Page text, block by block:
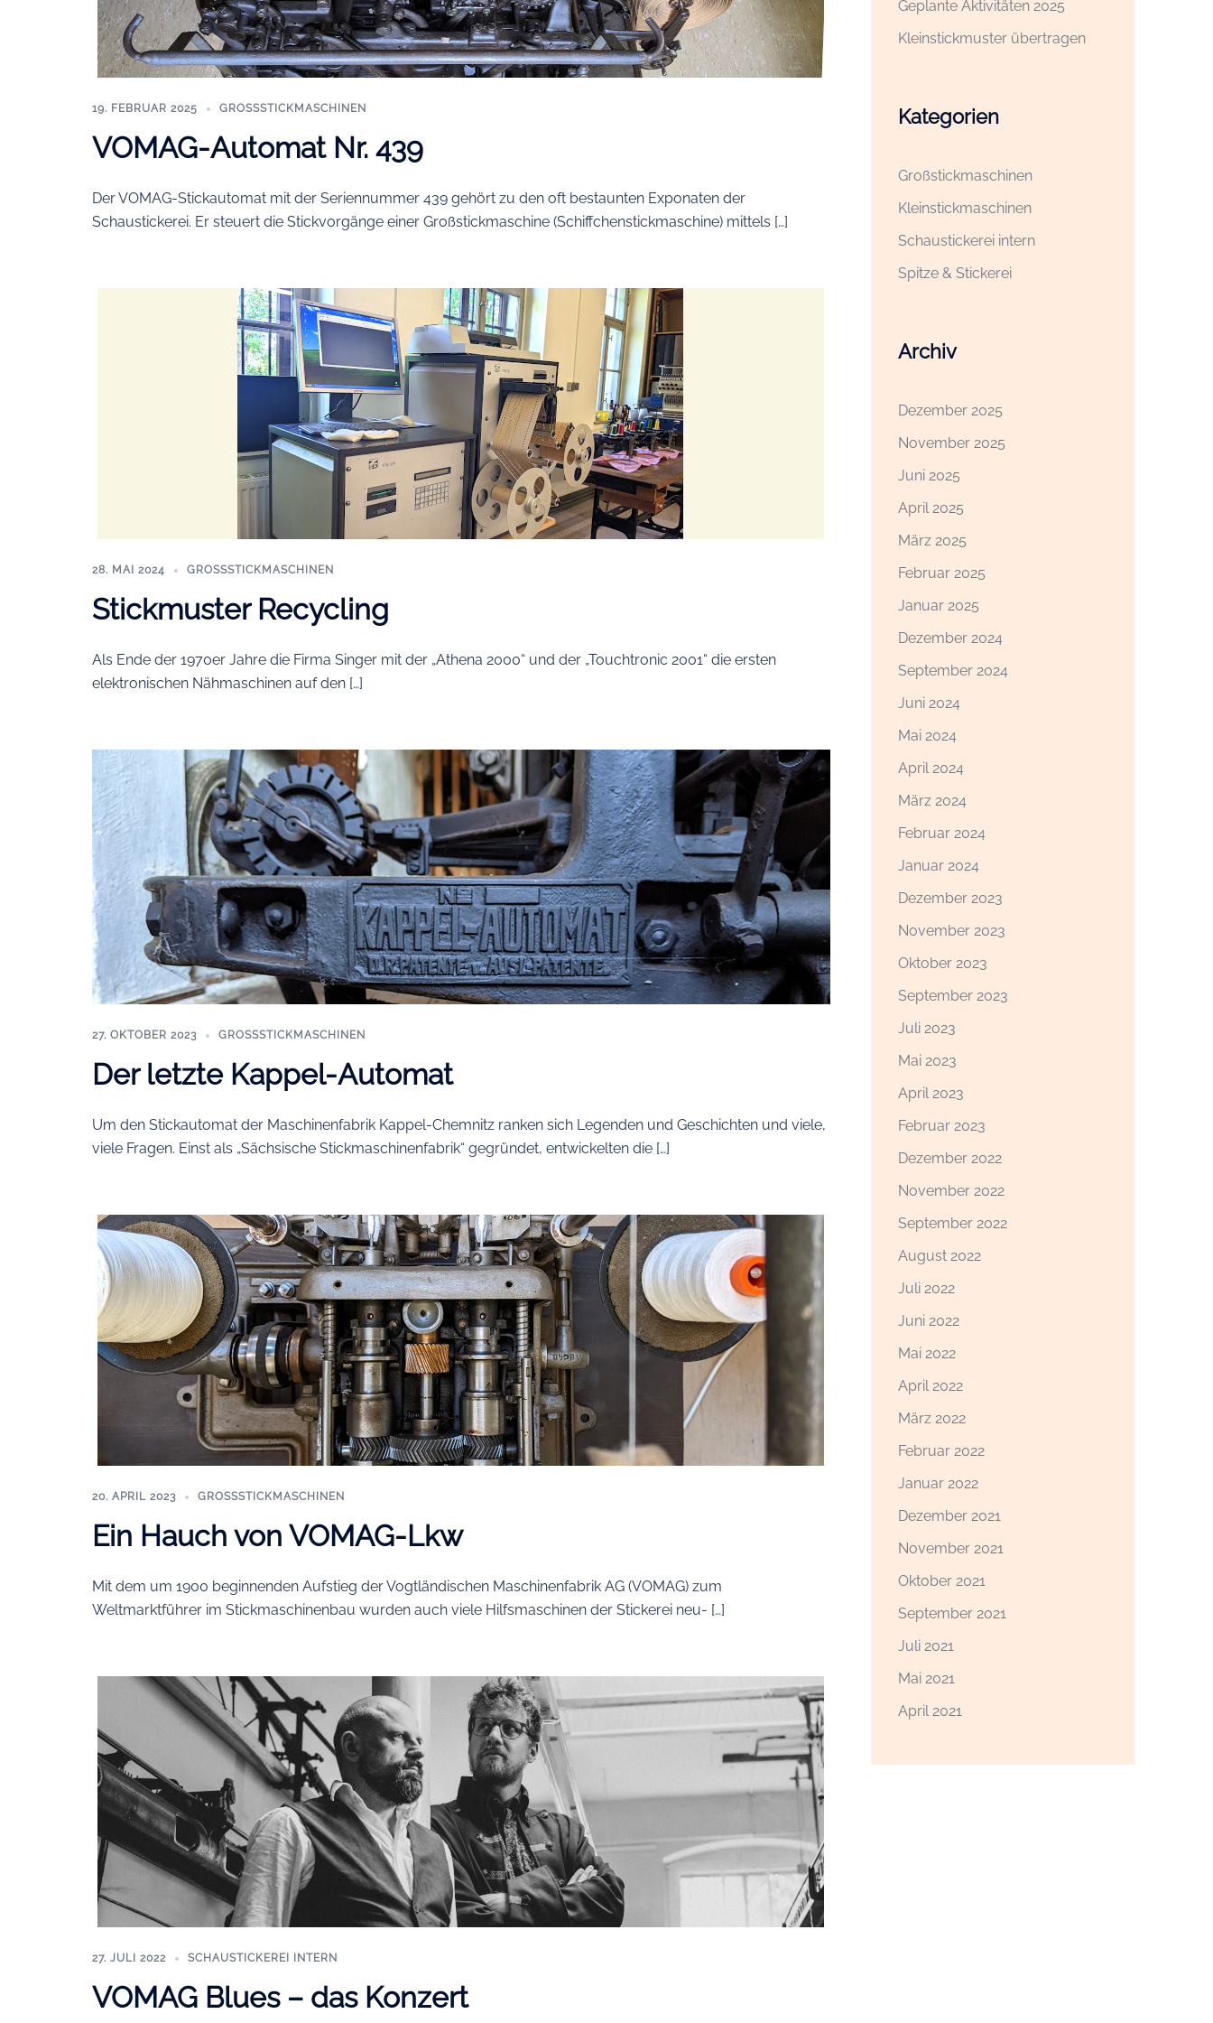
19. FEBRUAR 2025 GROSSSTICKMASCHINEN
VOMAG-Automat Nr. 439
Der VOMAG-Stickautomat mit der Seriennummer 439 gehört zu den oft bestaunten Exponaten der
Schaustickerei. Er steuert die Stickvorgänge einer Großstickmaschine (Schiffchenstickmaschine) mittels […]
28. MAI 2024 GROSSSTICKMASCHINEN
Stickmuster Recycling
Als Ende der 1970er Jahre die Firma Singer mit der „Athena 2000“ und der „Touchtronic 2001“ die ersten
elektronischen Nähmaschinen auf den […]
27. OKTOBER 2023 GROSSSTICKMASCHINEN
Der letzte Kappel-Automat
Um den Stickautomat der Maschinenfabrik Kappel-Chemnitz ranken sich Legenden und Geschichten und viele,
viele Fragen. Einst als „Sächsische Stickmaschinenfabrik“ gegründet, entwickelten die […]
20. APRIL 2023 GROSSSTICKMASCHINEN
Ein Hauch von VOMAG-Lkw
Mit dem um 1900 beginnenden Aufstieg der Vogtländischen Maschinenfabrik AG (VOMAG) zum
Weltmarktführer im Stickmaschinenbau wurden auch viele Hilfsmaschinen der Stickerei neu- […]
27. JULI 2022 SCHAUSTICKEREI INTERN
VOMAG Blues – das Konzert
Geplante Aktivitäten 2025
Kleinstickmuster übertragen
Kategorien
Großstickmaschinen
Kleinstickmaschinen
Schaustickerei intern
Spitze & Stickerei
Archiv
Dezember 2025
November 2025
Juni 2025
April 2025
März 2025
Februar 2025
Januar 2025
Dezember 2024
September 2024
Juni 2024
Mai 2024
April 2024
März 2024
Februar 2024
Januar 2024
Dezember 2023
November 2023
Oktober 2023
September 2023
Juli 2023
Mai 2023
April 2023
Februar 2023
Dezember 2022
November 2022
September 2022
August 2022
Juli 2022
Juni 2022
Mai 2022
April 2022
März 2022
Februar 2022
Januar 2022
Dezember 2021
November 2021
Oktober 2021
September 2021
Juli 2021
Mai 2021
April 2021